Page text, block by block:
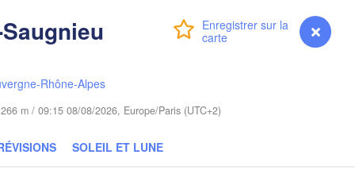
Connexion Premium myVentusky Prévisions
Rhône-Alpes
m / 09:15 08/08/2026, Europe/Paris (UTC+2)
SOLEIL ET LUNE
Warszawa
Poznań
Брэст
(Brest)